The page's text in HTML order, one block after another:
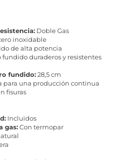
Doble Gas
inoxidable
de alta potencia
fundido duraderos y resistentes
fundido:28,5 cm
para una producción continua
fisuras
Incluidos
gas:Con termopar